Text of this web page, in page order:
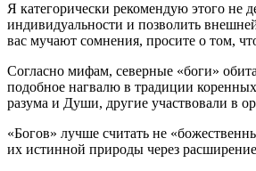
Я категорически рекомендую этого не
индивидуальности и позволить
вас мучают сомнения, просите о том,
Согласно мифам, северные «боги»
подобное нагвалю в традиции
разума и Души, другие участвовали в
«Богов» лучше считать не
их истинной природы через